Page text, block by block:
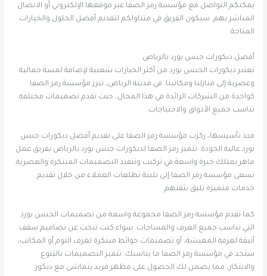
يمكنكم التواصل مع مؤسسة رمز الصفا عبر موقعها الإلكتروني أو الاتصال
المباشر بهم. سيكون الفريق في متناولكم لتقديم أفضل الحلول والخيارات
المتاحة.
أفضل ديكورات جبس بورد بالرياض
تعتبر ديكورات الجبس بورد من أكثر الخيارات شعبية لإضافة لمسة جمالية
وعصرية إلى منازلنا ومكاتبنا. في مدينة الرياض، تبرز مؤسسة رمز الصفا
كواحدة من الشركات الرائدة في هذا المجال، حيث تقدم تصميمات مختلفة
تناسب جميع الأذواق والاحتياجات.
منذ تأسيسها، ركزت مؤسسة رمز الصفا على تقديم أفضل ديكورات جبس
بورد عالية الجودة. تتميز رمز الصفا لديكورات جبس بورد بالرياض بفريق عمل
ماهر يمتلك خبرة واسعة في تركيب وتنفيذ التصميمات المبتكرة والعصرية.
تسعى مؤسسة رمز الصفا إلى تلبية تطلعات العملاء من خلال تقديم
خدمات متميزة تليق بثقتهم.
كما تقدم مؤسسة رمز الصفا مجموعة واسعة من تصميمات الجبس بورد
التي تناسب جميع الغرف والمساحات. سواء كنت تبحث عن تصاميم سقف
أنيقة لغرفة المعيشة، أو تصميمات حوائط مبتكرة لغرف النوم أو المكاتب،
ستجد في مؤسسة رمز الصفا ما يناسبك. تتميز التصميمات بالتنوع
والابتكار، مما يضمن لك الحصول على مظهر فريد يتماشى مع ديكور